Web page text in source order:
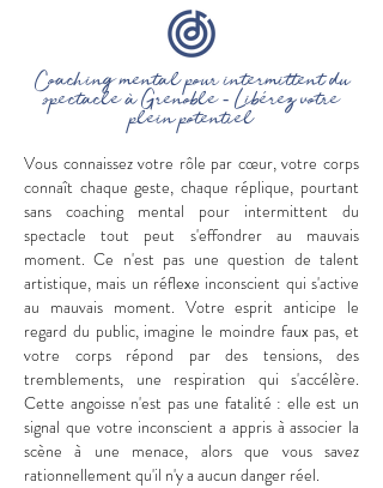
Coaching mental pour intermittent du
spectacle à Grenoble - Libérez votre
plein potentiel
Vous connaissez votre rôle par cœur, votre corps
connaît chaque geste, chaque réplique, pourtant
sans coaching mental pour intermittent du
spectacle tout peut s'effondrer au mauvais
moment. Ce n'est pas une question de talent
artistique, mais un réflexe inconscient qui s'active
au mauvais moment. Votre esprit anticipe le
regard du public, imagine le moindre faux pas, et
votre corps répond par des tensions, des
tremblements, une respiration qui s'accélère.
Cette angoisse n'est pas une fatalité : elle est un
signal que votre inconscient a appris à associer la
scène à une menace, alors que vous savez
rationnellement qu'il n'y a aucun danger réel.